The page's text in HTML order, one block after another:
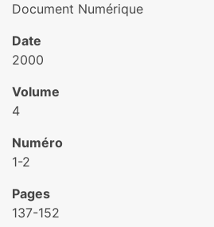
Document Numérique
Date
2000
Volume
4
Numéro
1-2
Pages
137-152